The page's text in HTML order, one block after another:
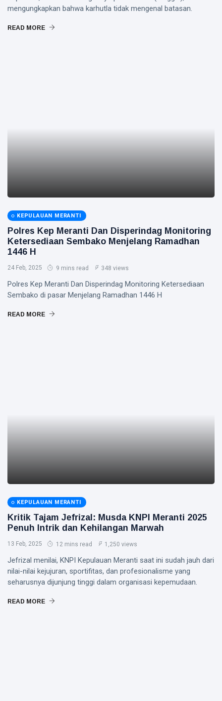
mengungkapkan bahwa karhutla tidak mengenal batasan.
READ MORE
KEPULAUAN MERANTI
Polres Kep Meranti Dan Disperindag Monitoring
Ketersediaan Sembako Menjelang Ramadhan
1446 H
24 Feb, 2025 9 mins read 348 views
Polres Kep Meranti Dan Disperindag Monitoring Ketersediaan
Sembako di pasar Menjelang Ramadhan 1446 H
READ MORE
KEPULAUAN MERANTI
Kritik Tajam Jefrizal: Musda KNPI Meranti 2025
Penuh Intrik dan Kehilangan Marwah
13 Feb, 2025 12 mins read 1,250 views
Jefrizal menilai, KNPI Kepulauan Meranti saat ini sudah jauh dari
nilai-nilai kejujuran, sportifitas, dan profesionalisme yang
seharusnya dijunjung tinggi dalam organisasi kepemudaan.
READ MORE